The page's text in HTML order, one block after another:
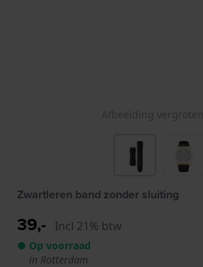
Afbeelding vergroten
Zwartleren band zonder sluiting
39,- Incl 21% btw
● Op voorraad
in Rotterdam